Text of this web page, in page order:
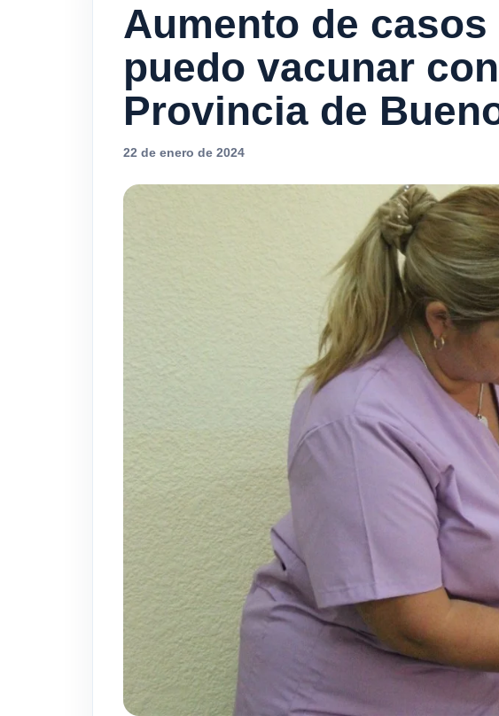
Aumento de
puedo vacunar
Provincia de
22 de enero de 2024